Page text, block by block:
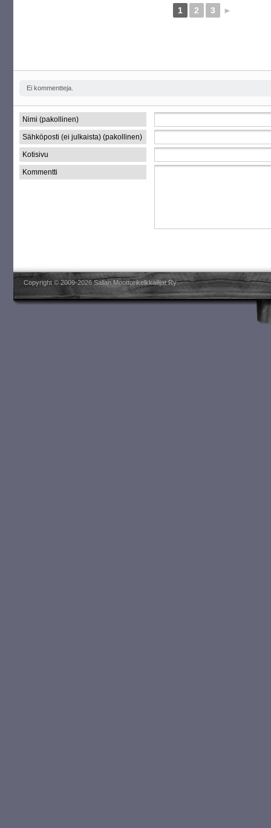
1 2 3 ►
Ei kommentteja.
Nimi (pakollinen)
Sähköposti (ei julkaista) (pakollinen)
Kotisivu
Kommentti
Copyright © 2009-2026 Sallan Moottorikelkkailijat Ry